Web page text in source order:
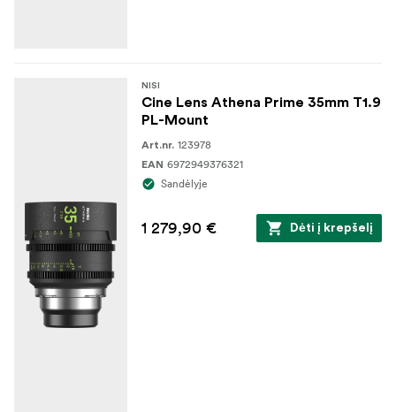
NISI
Cine Lens Athena Prime 35mm T1.9
PL-Mount
Art.nr. 123978
EAN 6972949376321
Sandėlyje
1 279,90 € Dėti į krepšelį